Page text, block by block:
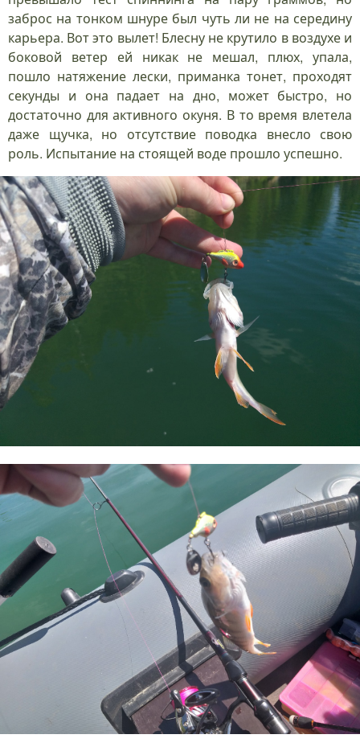
заброс на тонком шнуре был чуть ли не на середину
карьера. Вот это вылет! Блесну не крутило в воздухе и
боковой ветер ей никак не мешал, плюх, упала,
пошло натяжение лески, приманка тонет, проходят
секунды и она падает на дно, может быстро, но
достаточно для активного окуня. В то время влетела
даже щучка, но отсутствие поводка внесло свою
роль. Испытание на стоящей воде прошло успешно.